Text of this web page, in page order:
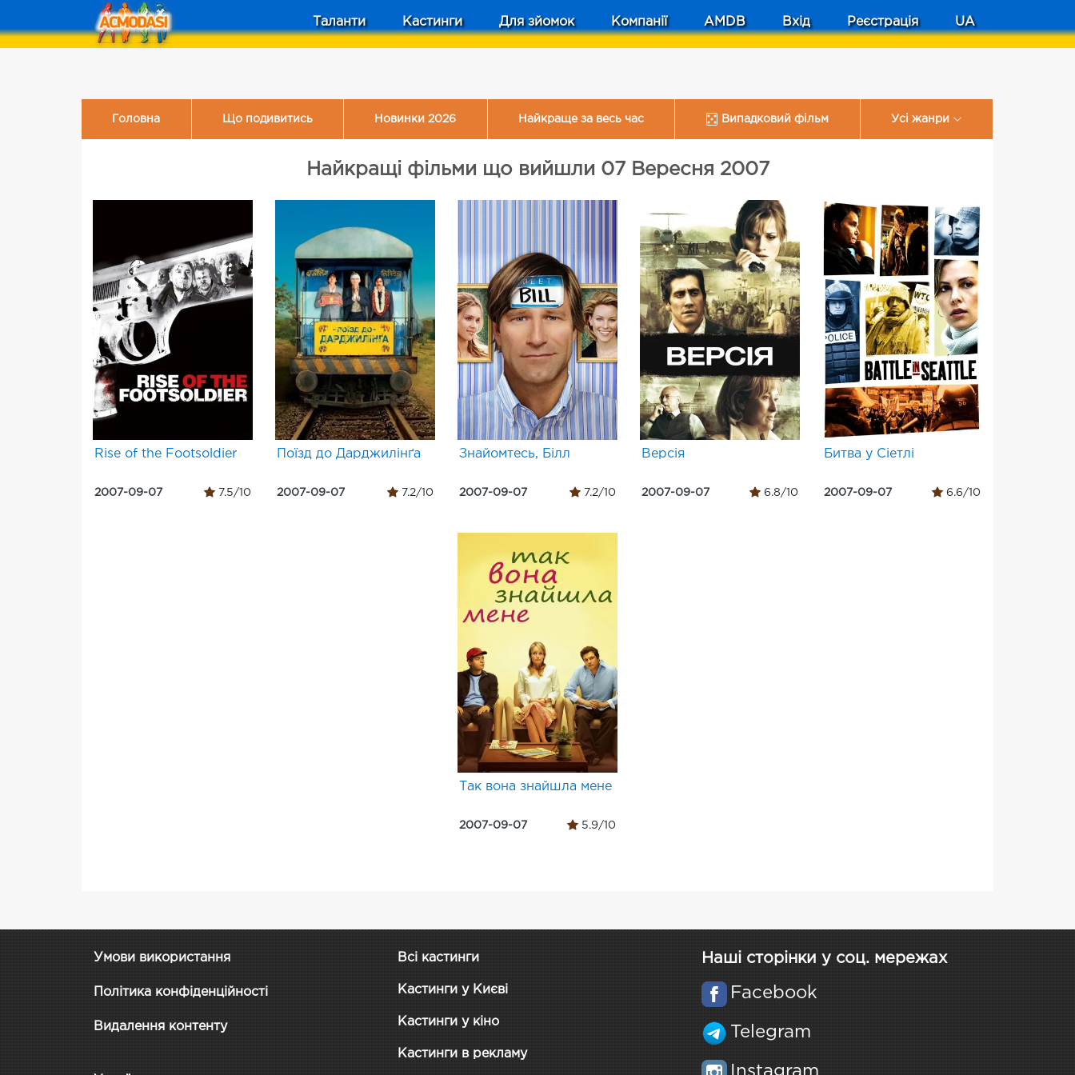
Таланти Кастинги Для зйомок Компанії AMDB Вхід Реєстрація UA
Головна Що подивитись Новинки 2026 Найкраще за весь час Випадковий фільм Усі жанри
Найкращі фільми що вийшли 07 Вересня 2007
Rise of the Footsoldier
2007-09-07 7.5/10
Поїзд до Дарджилінґа
2007-09-07 7.2/10
Знайомтесь, Білл
2007-09-07 7.2/10
Версія
2007-09-07 6.8/10
Битва у Сіетлі
2007-09-07 6.6/10
Так вона знайшла мене
2007-09-07 5.9/10
Умови використання
Політика конфіденційності
Видалення контенту
Всі кастинги
Кастинги у Києві
Кастинги у кіно
Кастинги в рекламу
Наші сторінки у соц. мережах
Facebook
Telegram
Instagram